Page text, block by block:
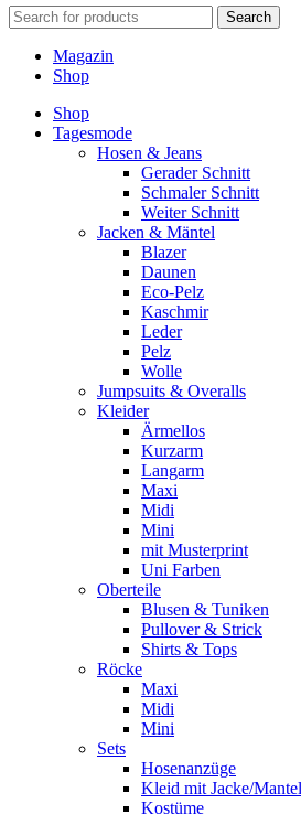
Search
Magazin
Shop
Shop
Tagesmode
Hosen & Jeans
Gerader Schnitt
Schmaler Schnitt
Weiter Schnitt
Jacken & Mäntel
Blazer
Daunen
Eco-Pelz
Kaschmir
Leder
Pelz
Wolle
Jumpsuits & Overalls
Kleider
Ärmellos
Kurzarm
Langarm
Maxi
Midi
Mini
mit Musterprint
Uni Farben
Oberteile
Blusen & Tuniken
Pullover & Strick
Shirts & Tops
Röcke
Maxi
Midi
Mini
Sets
Hosenanzüge
Kleid mit Jacke/Mantel
Kostüme